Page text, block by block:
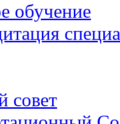
обучение
совет